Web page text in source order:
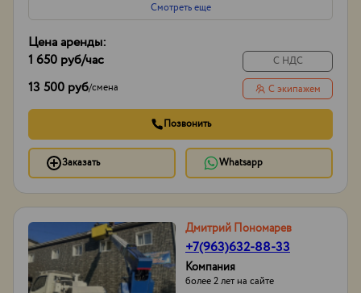
Смотреть еще
Цена аренды:
1 650 руб/час
13 500 руб/смена
С НДС
С экипажем
Позвонить
Заказать Whatsapp
Дмитрий Пономарев
+7(963)632-88-33
Компания
более 2 лет на сайте